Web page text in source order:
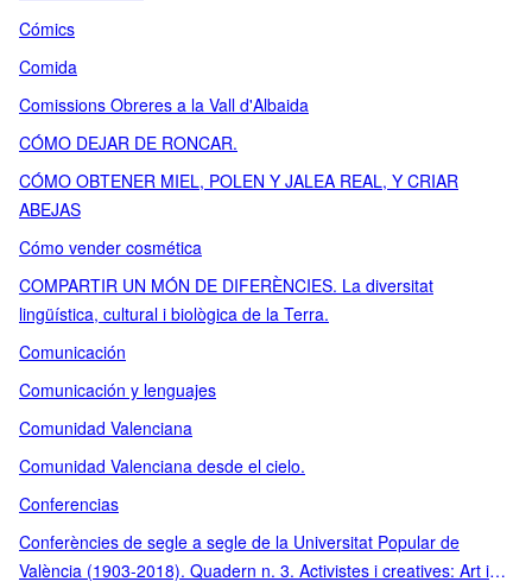
Cómics
Comida
Comissions Obreres a la Vall d'Albaida
CÓMO DEJAR DE RONCAR.
CÓMO OBTENER MIEL, POLEN Y JALEA REAL, Y CRIAR
ABEJAS
Cómo vender cosmética
COMPARTIR UN MÓN DE DIFERÈNCIES. La diversitat
lingüística, cultural i biològica de la Terra.
Comunicación
Comunicación y lenguajes
Comunidad Valenciana
Comunidad Valenciana desde el cielo.
Conferencias
Conferències de segle a segle de la Universitat Popular de
València (1903-2018). Quadern n. 3. Activistes i creatives: Art i